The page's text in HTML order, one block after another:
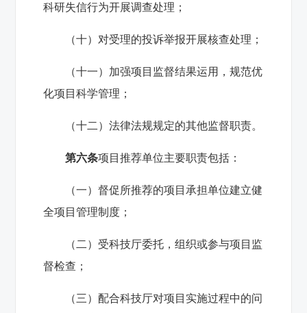
科研失信行为开展调查处理；
（十）对受理的投诉举报开展核查处理；
（十一）加强项目监督结果运用，规范优
化项目科学管理；
（十二）法律法规规定的其他监督职责。
第六条项目推荐单位主要职责包括：
（一）督促所推荐的项目承担单位建立健
全项目管理制度；
（二）受科技厅委托，组织或参与项目监
督检查；
（三）配合科技厅对项目实施过程中的问